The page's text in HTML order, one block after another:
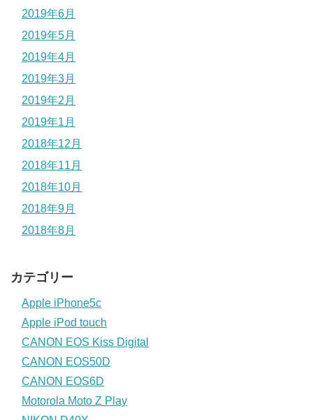
2019年6月
2019年5月
2019年4月
2019年3月
2019年2月
2019年1月
2018年12月
2018年11月
2018年10月
2018年9月
2018年8月
カテゴリー
Apple iPhone5c
Apple iPod touch
CANON EOS Kiss Digital
CANON EOS50D
CANON EOS6D
Motorola Moto Z Play